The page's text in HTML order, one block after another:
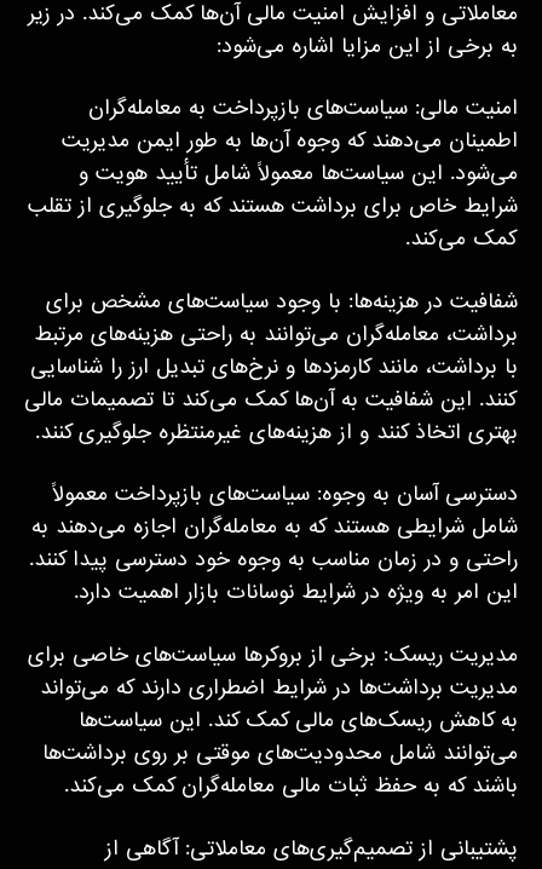
معاملاتی و افزایش امنیت مالی آن‌ها کمک می‌کند. در زیر
به برخی از این مزایا اشاره می‌شود:
امنیت مالی: سیاست‌های بازپرداخت به معامله‌گران
اطمینان می‌دهند که وجوه آن‌ها به طور ایمن مدیریت
می‌شود. این سیاست‌ها معمولاً شامل تأیید هویت و
شرایط خاص برای برداشت هستند که به جلوگیری از تقلب
کمک می‌کند.
شفافیت در هزینه‌ها: با وجود سیاست‌های مشخص برای
برداشت، معامله‌گران می‌توانند به راحتی هزینه‌های مرتبط
با برداشت، مانند کارمزدها و نرخ‌های تبدیل ارز را شناسایی
کنند. این شفافیت به آن‌ها کمک می‌کند تا تصمیمات مالی
بهتری اتخاذ کنند و از هزینه‌های غیرمنتظره جلوگیری کنند.
دسترسی آسان به وجوه: سیاست‌های بازپرداخت معمولاً
شامل شرایطی هستند که به معامله‌گران اجازه می‌دهند به
راحتی و در زمان مناسب به وجوه خود دسترسی پیدا کنند.
این امر به ویژه در شرایط نوسانات بازار اهمیت دارد.
مدیریت ریسک: برخی از بروکرها سیاست‌های خاصی برای
مدیریت برداشت‌ها در شرایط اضطراری دارند که می‌تواند
به کاهش ریسک‌های مالی کمک کند. این سیاست‌ها
می‌توانند شامل محدودیت‌های موقتی بر روی برداشت‌ها
باشند که به حفظ ثبات مالی معامله‌گران کمک می‌کند.
پشتیبانی از تصمیم‌گیری‌های معاملاتی: آگاهی از